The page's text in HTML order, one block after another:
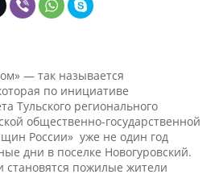
— так называется
по инициативе
Тульского регионального
общественно-государственной
России» уже не один год
дни в поселке Новогуровский.
становятся пожилые жители